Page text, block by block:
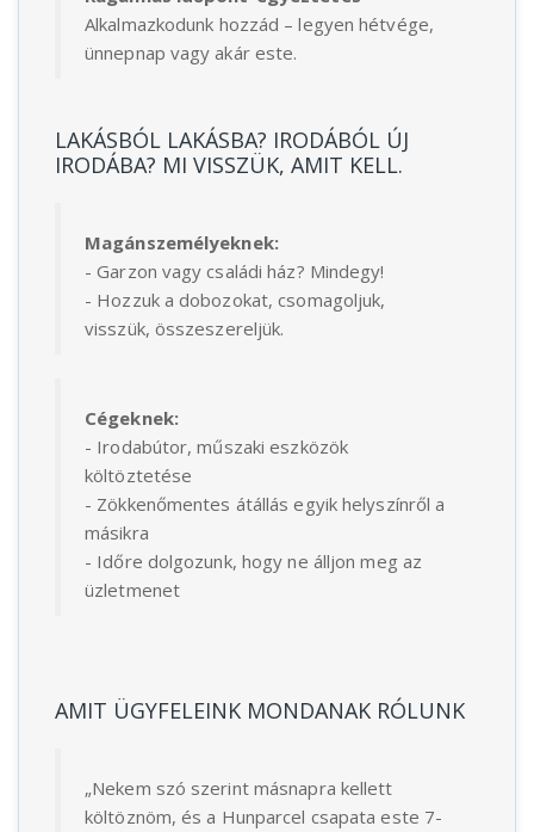
Alkalmazkodunk hozzád – legyen hétvége,
ünnepnap vagy akár este.
LAKÁSBÓL LAKÁSBA? IRODÁBÓL ÚJ
IRODÁBA? MI VISSZÜK, AMIT KELL.
Magánszemélyeknek:
- Garzon vagy családi ház? Mindegy!
- Hozzuk a dobozokat, csomagoljuk,
visszük, összeszereljük.
Cégeknek:
- Irodabútor, műszaki eszközök
költöztetése
- Zökkenőmentes átállás egyik helyszínről a
másikra
- Időre dolgozunk, hogy ne álljon meg az
üzletmenet
AMIT ÜGYFELEINK MONDANAK RÓLUNK
„Nekem szó szerint másnapra kellett
költöznöm, és a Hunparcel csapata este 7-